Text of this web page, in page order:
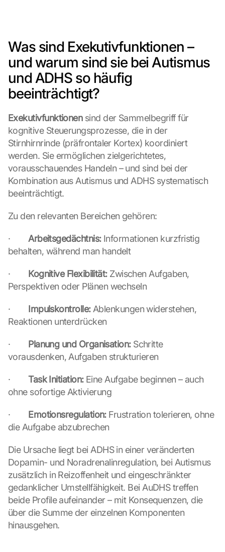
Was sind Exekutivfunktionen –
und warum sind sie bei Autismus
und ADHS so häufig
beeinträchtigt?
Exekutivfunktionen sind der Sammelbegriff für
kognitive Steuerungsprozesse, die in der
Stirnhirnrinde (präfrontaler Kortex) koordiniert
werden. Sie ermöglichen zielgerichtetes,
vorausschauendes Handeln – und sind bei der
Kombination aus Autismus und ADHS systematisch
beeinträchtigt.
Zu den relevanten Bereichen gehören:
· Arbeitsgedächtnis: Informationen kurzfristig
behalten, während man handelt
· Kognitive Flexibilität: Zwischen Aufgaben,
Perspektiven oder Plänen wechseln
· Impulskontrolle: Ablenkungen widerstehen,
Reaktionen unterdrücken
· Planung und Organisation: Schritte
vorausdenken, Aufgaben strukturieren
· Task Initiation: Eine Aufgabe beginnen – auch
ohne sofortige Aktivierung
· Emotionsregulation: Frustration tolerieren, ohne
die Aufgabe abzubrechen
Die Ursache liegt bei ADHS in einer veränderten
Dopamin- und Noradrenalinregulation, bei Autismus
zusätzlich in Reizoffenheit und eingeschränkter
gedanklicher Umstellfähigkeit. Bei AuDHS treffen
beide Profile aufeinander – mit Konsequenzen, die
über die Summe der einzelnen Komponenten
hinausgehen.